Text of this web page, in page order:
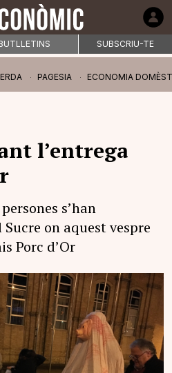
SUBSCRIU-TE
PAGESIA ECONOMIA
l’entrega
s’han
on aquest vespre
Porc d’Or